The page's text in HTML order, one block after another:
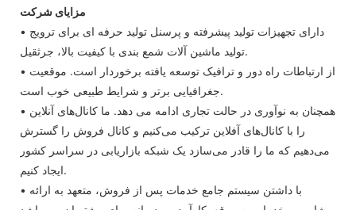
مزایای شرکت
• دارای تجهیزات تولید پیشرفته و پرسنل تولید حرفه ای برای ترویج
تولید ماشین آلات شمع بندی با کیفیت بالا، جرثقیل.
• از ارتباطات راه دور و ترافیک توسعه یافته برخوردار است. موقعیت
جغرافیایی برتر و شرایط طبیعی خوب است.
• همچنان به نوآوری در حالت تجاری ادامه می دهد. ما کانال‌های آنلاین
را با کانال‌های آفلاین ترکیب می‌کنیم و کانال فروش را گسترش
می‌دهیم که ما را قادر می‌سازد یک شبکه بازاریابی در سراسر کشور
ایجاد کنیم.
• با داشتن سیستم جامع خدمات پس از فروش، متعهد به ارائه